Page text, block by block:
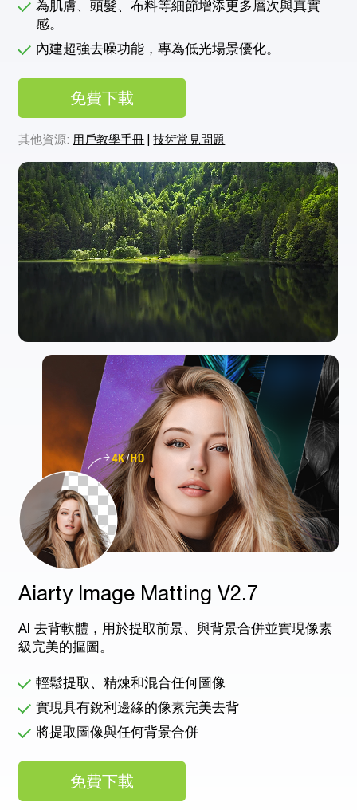
為肌膚、頭髮、布料等細節增添更多層次與真實
感。
內建超強去噪功能，專為低光場景優化。
免費下載
其他資源: 用戶教學手冊 |技術常見問題
Aiarty Image Matting V2.7
AI 去背軟體，用於提取前景、與背景合併並實現像素
級完美的摳圖。
輕鬆提取、精煉和混合任何圖像
實現具有銳利邊緣的像素完美去背
將提取圖像與任何背景合併
免費下載